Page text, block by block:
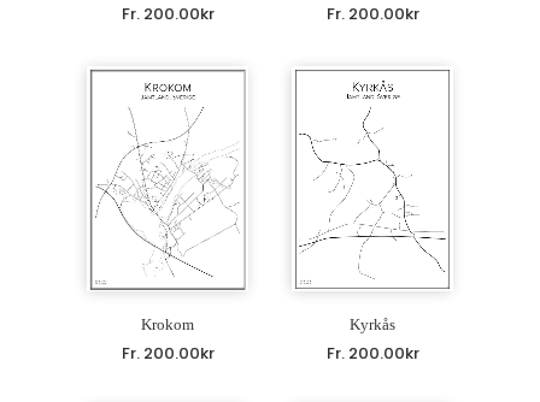
Fr. 200.00kr Fr. 200.00kr
Krokom
Fr. 200.00kr
Kyrkås
Fr. 200.00kr